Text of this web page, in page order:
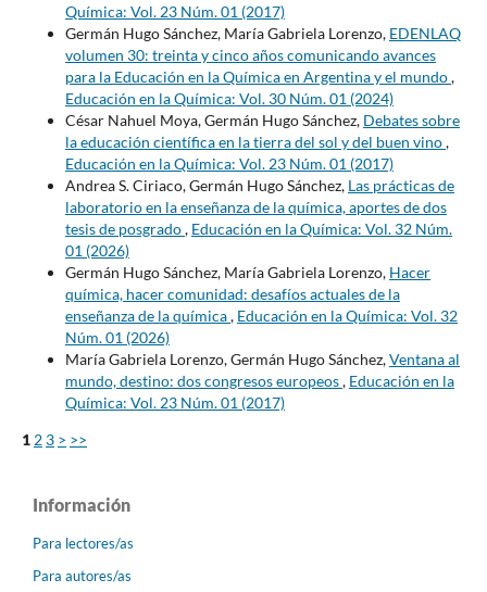
Química: Vol. 23 Núm. 01 (2017)
Germán Hugo Sánchez, María Gabriela Lorenzo, EDENLAQ
volumen 30: treinta y cinco años comunicando avances
para la Educación en la Química en Argentina y el mundo,
Educación en la Química: Vol. 30 Núm. 01 (2024)
César Nahuel Moya, Germán Hugo Sánchez, Debates sobre
la educación científica en la tierra del sol y del buen vino,
Educación en la Química: Vol. 23 Núm. 01 (2017)
Andrea S. Ciriaco, Germán Hugo Sánchez, Las prácticas de
laboratorio en la enseñanza de la química, aportes de dos
tesis de posgrado, Educación en la Química: Vol. 32 Núm.
01 (2026)
Germán Hugo Sánchez, María Gabriela Lorenzo, Hacer
química, hacer comunidad: desafíos actuales de la
enseñanza de la química, Educación en la Química: Vol. 32
Núm. 01 (2026)
María Gabriela Lorenzo, Germán Hugo Sánchez,Ventana al
mundo, destino: dos congresos europeos, Educación en la
Química: Vol. 23 Núm. 01 (2017)
1 2 3 > >>
Información
Para lectores/as
Para autores/as